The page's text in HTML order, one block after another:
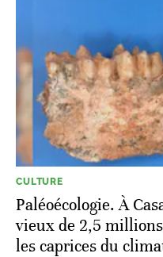
CULTURE
Paléoécologie. À
vieux de 2,5
les caprices du